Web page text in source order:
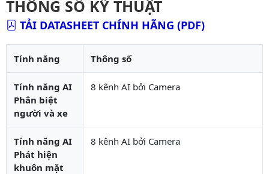
THÔNG SỐ KỸ THUẬT
TẢI DATASHEET CHÍNH HÃNG (PDF)
Tính năng Thông số
Tính năng AI
Phân biệt
người và xe
8 kênh AI bởi Camera
Tính năng AI
Phát hiện
khuôn mặt
8 kênh AI bởi Camera